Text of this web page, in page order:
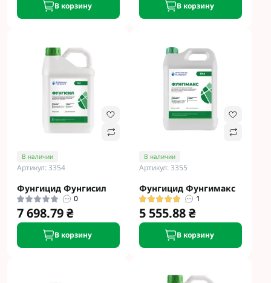
В корзину В корзину
В наличии
Артикул: 3354
Фунгицид Фунгисил
0
7 698.79 ₴
В корзину
В наличии
Артикул: 3355
Фунгицид Фунгимакс
1
5 555.88 ₴
В корзину